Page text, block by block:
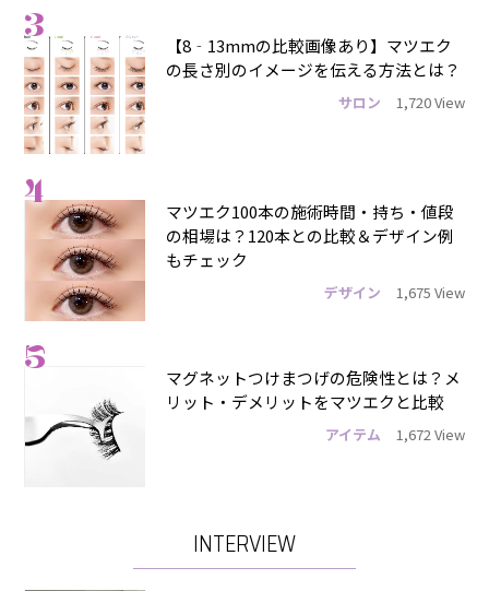
3
【8‐13mmの比較画像あり】マツエク
の長さ別のイメージを伝える方法とは？
サロン 1,720 View
4
マツエク100本の施術時間・持ち・値段
の相場は？120本との比較＆デザイン例
もチェック
デザイン 1,675 View
5
マグネットつけまつげの危険性とは？メ
リット・デメリットをマツエクと比較
アイテム 1,672 View
INTERVIEW